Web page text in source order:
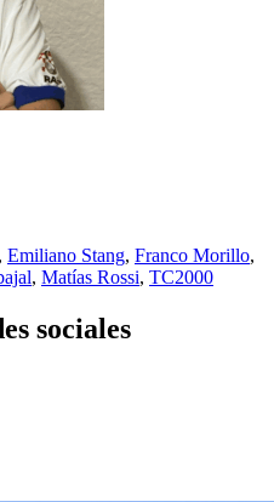
, Emiliano Stang, Franco Morillo,
, Matías Rossi, TC2000
sociales